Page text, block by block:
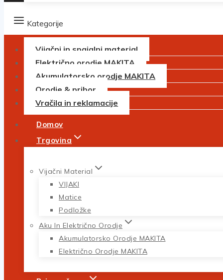
Kategorije
Vijačni in spajalni material
Električno orodje MAKITA
Akumulatorsko orodje MAKITA
Orodje & pribor
Vračila in reklamacije
Domov
Trgovina
Vijačni Material
VIJAKI
Matice
Podložke
Aku In Električno Orodje
Akumulatorsko Orodje MAKITA
Električno Orodje MAKITA